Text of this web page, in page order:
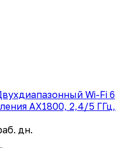
Wi-Fi 6
AX1800, 2,4/5 ГГц,
дн.